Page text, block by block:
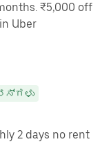
₹5,000 off
Uber
2 days no rent